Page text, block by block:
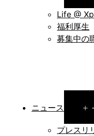
Life @
福利厚生
募集中の
ニュース
プレスリ